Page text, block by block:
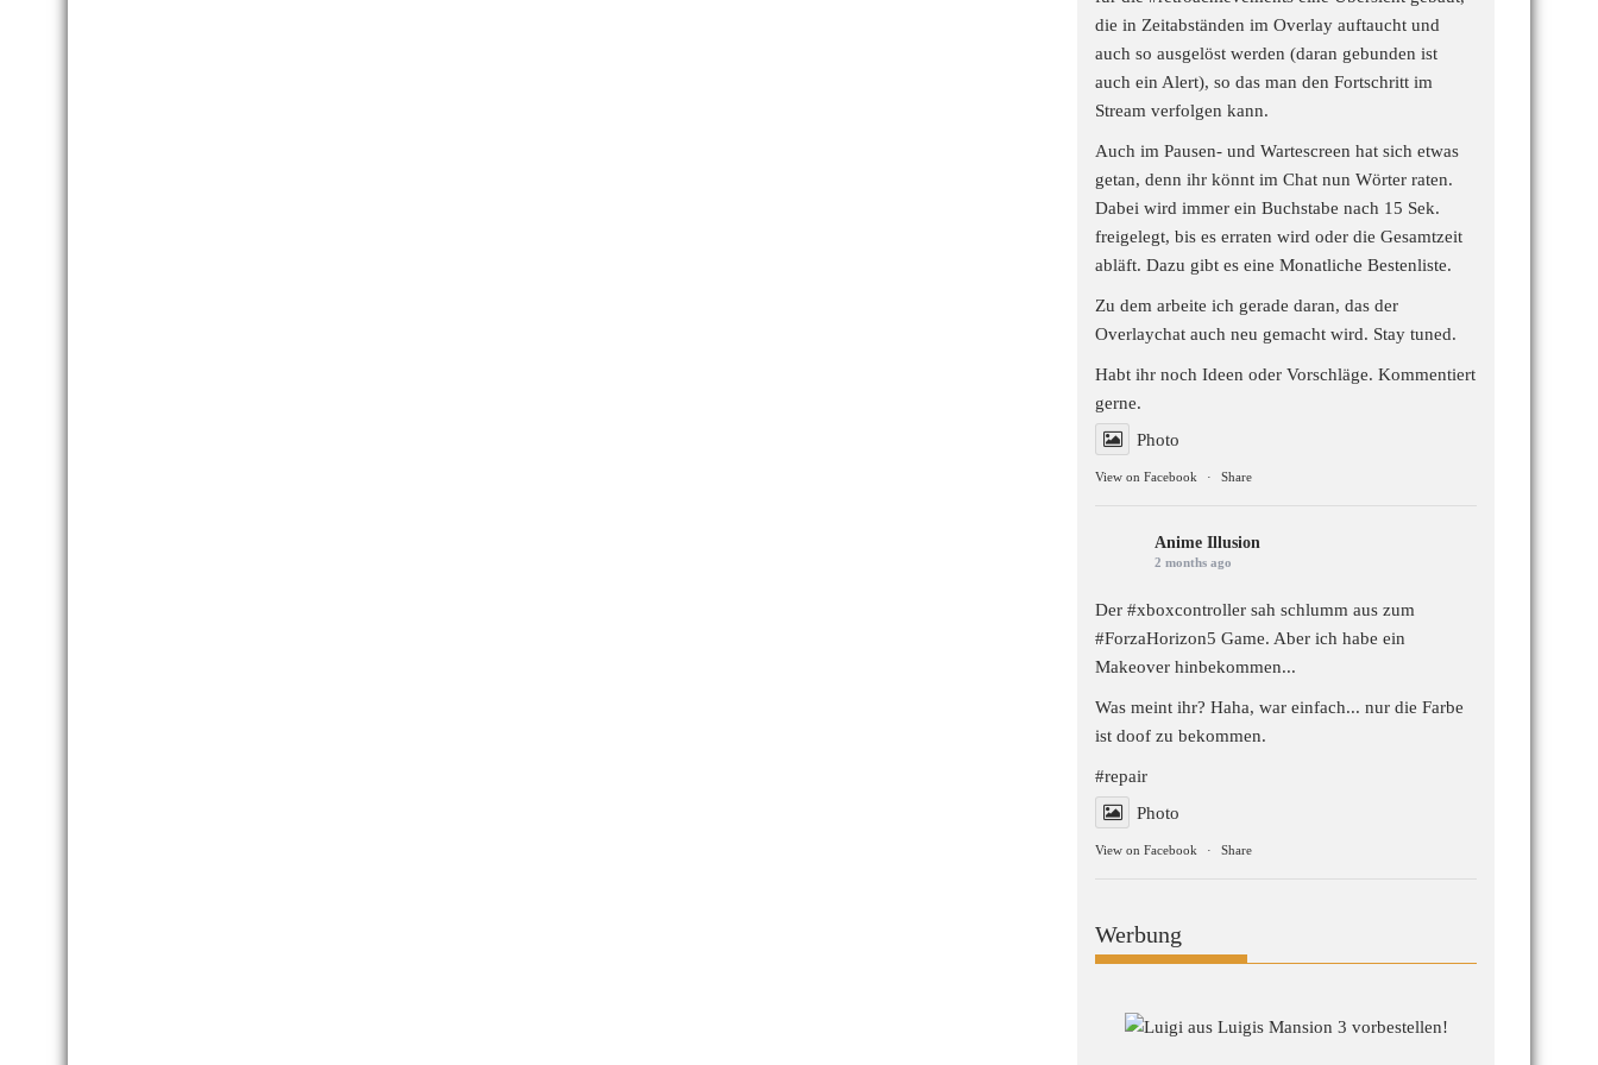
die in Zeitabständen im Overlay auftaucht und
auch so ausgelöst werden (daran gebunden ist
auch ein Alert), so das man den Fortschritt im
Stream verfolgen kann.
Auch im Pausen- und Wartescreen hat sich etwas
getan, denn ihr könnt im Chat nun Wörter raten.
Dabei wird immer ein Buchstabe nach 15 Sek.
freigelegt, bis es erraten wird oder die Gesamtzeit
abläft. Dazu gibt es eine Monatliche Bestenliste.
Zu dem arbeite ich gerade daran, das der
Overlaychat auch neu gemacht wird. Stay tuned.
Habt ihr noch Ideen oder Vorschläge. Kommentiert
gerne.
Photo
View on Facebook · Share
Anime Illusion
2 months ago
Der #xboxcontroller sah schlumm aus zum
#ForzaHorizon5 Game. Aber ich habe ein
Makeover hinbekommen...
Was meint ihr? Haha, war einfach... nur die Farbe
ist doof zu bekommen.
#repair
Photo
View on Facebook · Share
Werbung